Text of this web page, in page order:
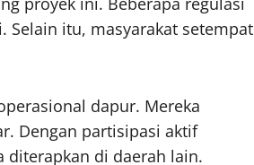
itu, masyarakat setempat
dapur. Mereka
Dengan partisipasi aktif
diterapkan di daerah lain.